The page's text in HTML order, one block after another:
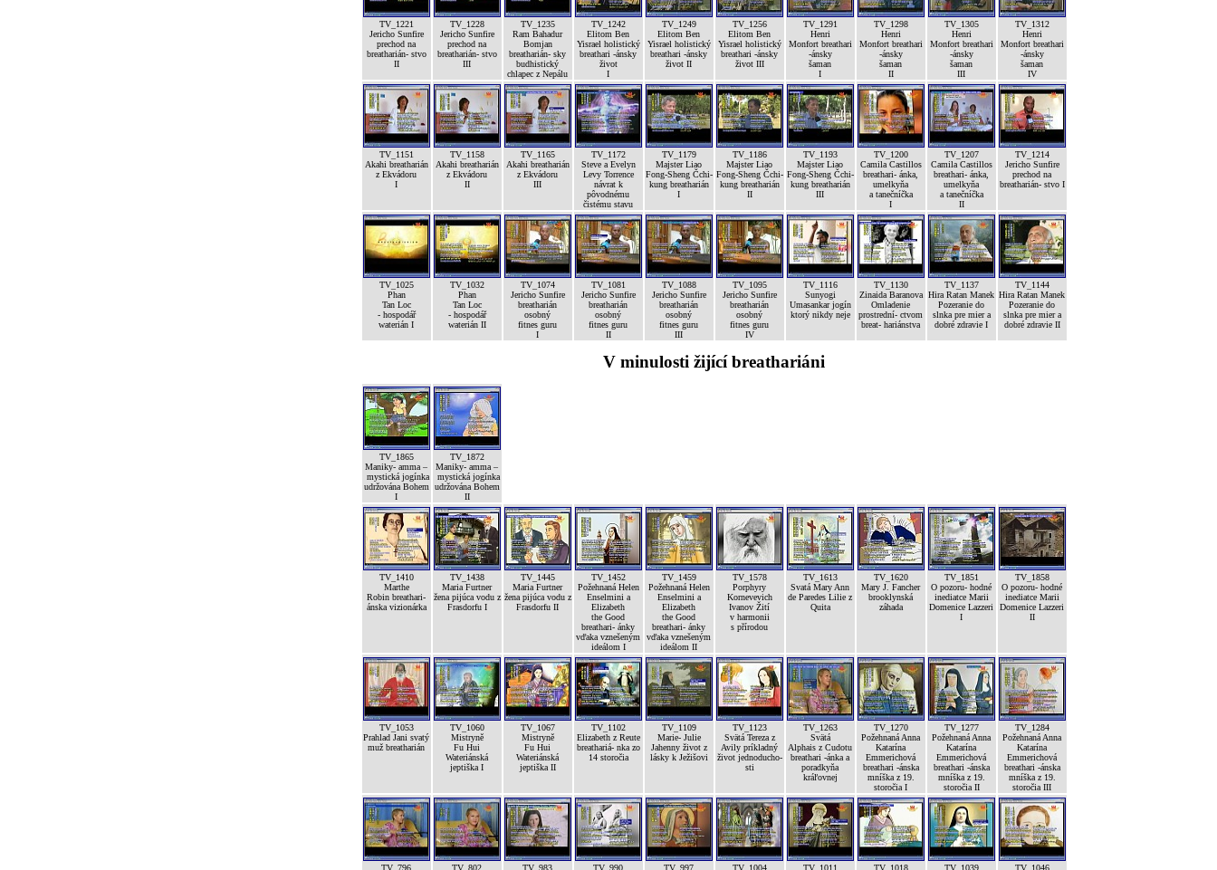
TV_1221
Jericho Sunfire
prechod na
breatharián- stvo
II
TV_1228
Jericho Sunfire
prechod na
breatharián- stvo
III
TV_1235
Ram Bahadur
Bomjan
breatharián- sky
budhistický
chlapec z Nepálu
TV_1242
Elitom Ben
Yisrael holistický
breathari -ánsky
život
I
TV_1249
Elitom Ben
Yisrael holistický
breathari -ánsky
život II
TV_1256
Elitom Ben
Yisrael holistický
breathari -ánsky
život III
TV_1291
Henri
Monfort breathari
-ánsky
šaman
I
TV_1298
Henri
Monfort breathari
-ánsky
šaman
II
TV_1305
Henri
Monfort breathari
-ánsky
šaman
III
TV_1312
Henri
Monfort breathari
-ánsky
šaman
IV
TV_1151
Akahi breatharián
z Ekvádoru
I
TV_1158
Akahi breatharián
z Ekvádoru
II
TV_1165
Akahi breatharián
z Ekvádoru
III
TV_1172
Steve a Evelyn
Levy Torrence
návrat k
pôvodnému
čistému stavu
TV_1179
Majster Liao
Fong-Sheng Čchi-
kung breatharián
I
TV_1186
Majster Liao
Fong-Sheng Čchi-
kung breatharián
II
TV_1193
Majster Liao
Fong-Sheng Čchi-
kung breatharián
III
TV_1200
Camila Castillos
breathari- ánka,
umelkyňa
a tanečníčka
I
TV_1207
Camila Castillos
breathari- ánka,
umelkyňa
a tanečníčka
II
TV_1214
Jericho Sunfire
prechod na
breatharián- stvo I
TV_1025
Phan
Tan Loc
- hospodář
waterián I
TV_1032
Phan
Tan Loc
- hospodář
waterián II
TV_1074
Jericho Sunfire
breatharián
osobný
fitnes guru
I
TV_1081
Jericho Sunfire
breatharián
osobný
fitnes guru
II
TV_1088
Jericho Sunfire
breatharián
osobný
fitnes guru
III
TV_1095
Jericho Sunfire
breatharián
osobný
fitnes guru
IV
TV_1116
Sunyogi
Umasankar jogín
ktorý nikdy neje
TV_1130
Zinaida Baranova
Omladenie
prostrední- ctvom
breat- hariánstva
TV_1137
Hira Ratan Manek
Pozeranie do
slnka pre mier a
dobré zdravie I
TV_1144
Hira Ratan Manek
Pozeranie do
slnka pre mier a
dobré zdravie II
V minulosti žijící breathariáni
TV_1865
Maniky- amma –
mystická jogínka
udržována Bohem
I
TV_1872
Maniky- amma –
mystická jogínka
udržována Bohem
II
TV_1410
Marthe
Robin breathari-
ánska vizionárka
TV_1438
Maria Furtner
žena pijúca vodu z
Frasdorfu I
TV_1445
Maria Furtner
žena pijúca vodu z
Frasdorfu II
TV_1452
Požehnaná Helen
Enselmini a
Elizabeth
the Good
breathari- ánky
vďaka vznešeným
ideálom I
TV_1459
Požehnaná Helen
Enselmini a
Elizabeth
the Good
breathari- ánky
vďaka vznešeným
ideálom II
TV_1578
Porphyry
Kornevevich
Ivanov Žití
v harmonii
s přírodou
TV_1613
Svatá Mary Ann
de Paredes Lilie z
Quita
TV_1620
Mary J. Fancher
brooklynská
záhada
TV_1851
O pozoru- hodné
inediatce Marii
Domenice Lazzeri
I
TV_1858
O pozoru- hodné
inediatce Marii
Domenice Lazzeri
II
TV_1053
Prahlad Jani svatý
muž breatharián
TV_1060
Mistryně
Fu Hui
Wateriánská
jeptiška I
TV_1067
Mistryně
Fu Hui
Wateriánská
jeptiška II
TV_1102
Elizabeth z Reute
breathariá- nka zo
14 storočia
TV_1109
Marie- Julie
Jahenny život z
lásky k Ježišovi
TV_1123
Svätá Tereza z
Avily príkladný
život jednoducho-
sti
TV_1263
Svätá
Alphais z Cudotu
breathari -ánka a
poradkyňa
kráľovnej
TV_1270
Požehnaná Anna
Katarína
Emmerichová
breathari -ánska
mníška z 19.
storočia I
TV_1277
Požehnaná Anna
Katarína
Emmerichová
breathari -ánska
mníška z 19.
storočia II
TV_1284
Požehnaná Anna
Katarína
Emmerichová
breathari -ánska
mníška z 19.
storočia III
TV_796 TV_802 TV_983 TV_990 TV_997 TV_1004 TV_1011 TV_1018 TV_1039 TV_1046